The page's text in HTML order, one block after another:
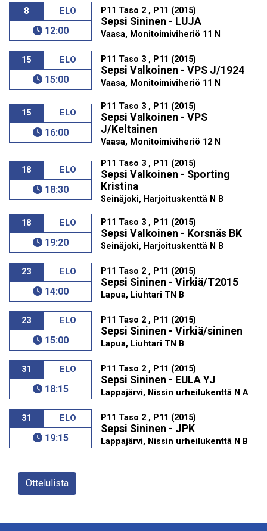
8 ELO
12:00
P11 Taso 2 , P11 (2015)
Sepsi Sininen - LUJA
Vaasa, Monitoimiviheriö 11 N
15 ELO
15:00
P11 Taso 3 , P11 (2015)
Sepsi Valkoinen - VPS J/1924
Vaasa, Monitoimiviheriö 11 N
15 ELO
16:00
P11 Taso 3 , P11 (2015)
Sepsi Valkoinen - VPS
J/Keltainen
Vaasa, Monitoimiviheriö 12 N
18 ELO
18:30
P11 Taso 3 , P11 (2015)
Sepsi Valkoinen - Sporting
Kristina
Seinäjoki, Harjoituskenttä N B
18 ELO
19:20
P11 Taso 3 , P11 (2015)
Sepsi Valkoinen - Korsnäs BK
Seinäjoki, Harjoituskenttä N B
23 ELO
14:00
P11 Taso 2 , P11 (2015)
Sepsi Sininen - Virkiä/T2015
Lapua, Liuhtari TN B
23 ELO
15:00
P11 Taso 2 , P11 (2015)
Sepsi Sininen - Virkiä/sininen
Lapua, Liuhtari TN B
31 ELO
18:15
P11 Taso 2 , P11 (2015)
Sepsi Sininen - EULA YJ
Lappajärvi, Nissin urheilukenttä N A
31 ELO
19:15
P11 Taso 2 , P11 (2015)
Sepsi Sininen - JPK
Lappajärvi, Nissin urheilukenttä N B
Ottelulista